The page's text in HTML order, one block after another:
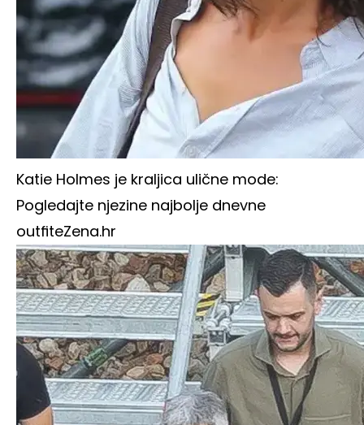
Katie Holmes je kraljica ulične mode:
Pogledajte njezine najbolje dnevne
outfiteZena.hr